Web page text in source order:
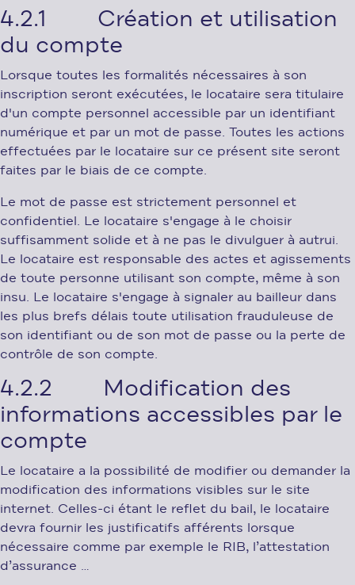
4.2.1 Création et utilisation
du compte
Lorsque toutes les formalités nécessaires à son
inscription seront exécutées, le locataire sera titulaire
d'un compte personnel accessible par un identifiant
numérique et par un mot de passe. Toutes les actions
effectuées par le locataire sur ce présent site seront
faites par le biais de ce compte.
Le mot de passe est strictement personnel et
confidentiel. Le locataire s'engage à le choisir
suffisamment solide et à ne pas le divulguer à autrui.
Le locataire est responsable des actes et agissements
de toute personne utilisant son compte, même à son
insu. Le locataire s'engage à signaler au bailleur dans
les plus brefs délais toute utilisation frauduleuse de
son identifiant ou de son mot de passe ou la perte de
contrôle de son compte.
4.2.2 Modification des
informations accessibles par le
compte
Le locataire a la possibilité de modifier ou demander la
modification des informations visibles sur le site
internet. Celles-ci étant le reflet du bail, le locataire
devra fournir les justificatifs afférents lorsque
nécessaire comme par exemple le RIB, l’attestation
d’assurance …